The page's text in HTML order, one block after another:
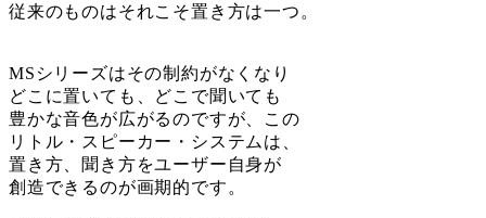
従来のものはそれこそ置き方は一つ。
MSシリーズはその制約がなくなり
どこに置いても、どこで聞いても
豊かな音色が広がるのですが、この
リトル・スピーカー・システムは、
置き方、聞き方をユーザー自身が
創造できるのが画期的です。